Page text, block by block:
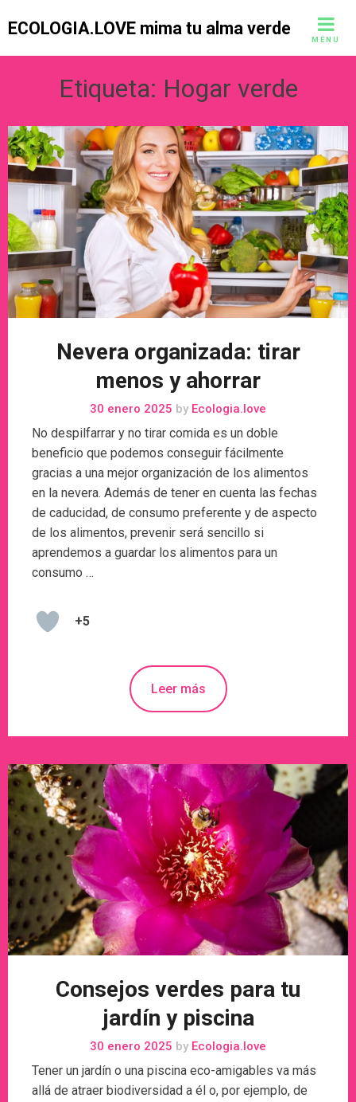
ECOLOGIA.LOVE mima tu alma verde
MENU
Etiqueta: Hogar verde
Nevera organizada: tirar
menos y ahorrar
30 enero 2025 by Ecologia.love
No despilfarrar y no tirar comida es un doble
beneficio que podemos conseguir fácilmente
gracias a una mejor organización de los alimentos
en la nevera. Además de tener en cuenta las fechas
de caducidad, de consumo preferente y de aspecto
de los alimentos, prevenir será sencillo si
aprendemos a guardar los alimentos para un
consumo …
+5
Leer más
Consejos verdes para tu
jardín y piscina
30 enero 2025 by Ecologia.love
Tener un jardín o una piscina eco-amigables va más
allá de atraer biodiversidad a él o, por ejemplo, de